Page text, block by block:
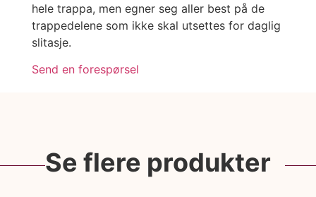
hele trappa, men egner seg aller best på de
trappedelene som ikke skal utsettes for daglig
slitasje.
Send en forespørsel
Se flere produkter